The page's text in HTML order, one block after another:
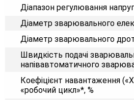
Діапазон регулювання
Діаметр зварювального
Діаметр зварювального
Швидкість подачі
напівавтоматичного
Коефіцієнт навантаження
«робочий цикл»*, %